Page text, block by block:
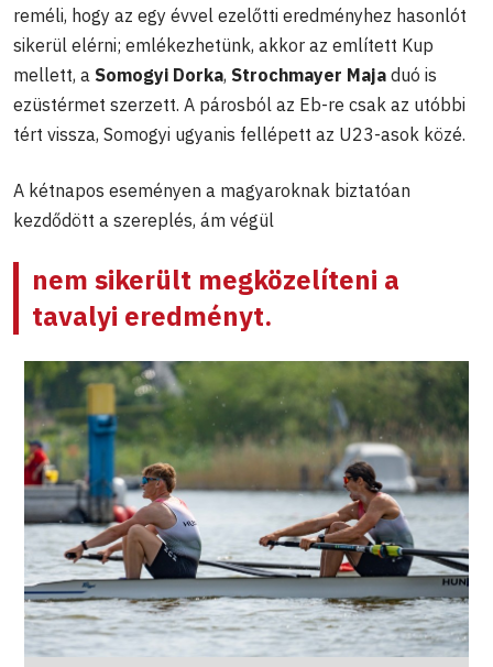
reméli, hogy az egy évvel ezelőtti eredményhez hasonlót
sikerül elérni; emlékezhetünk, akkor az említett Kup
mellett, a Somogyi Dorka, Strochmayer Maja duó is
ezüstérmet szerzett. A párosból az Eb-re csak az utóbbi
tért vissza, Somogyi ugyanis fellépett az U23-asok közé.
A kétnapos eseményen a magyaroknak biztatóan
kezdődött a szereplés, ám végül
nem sikerült megközelíteni a
tavalyi eredményt.